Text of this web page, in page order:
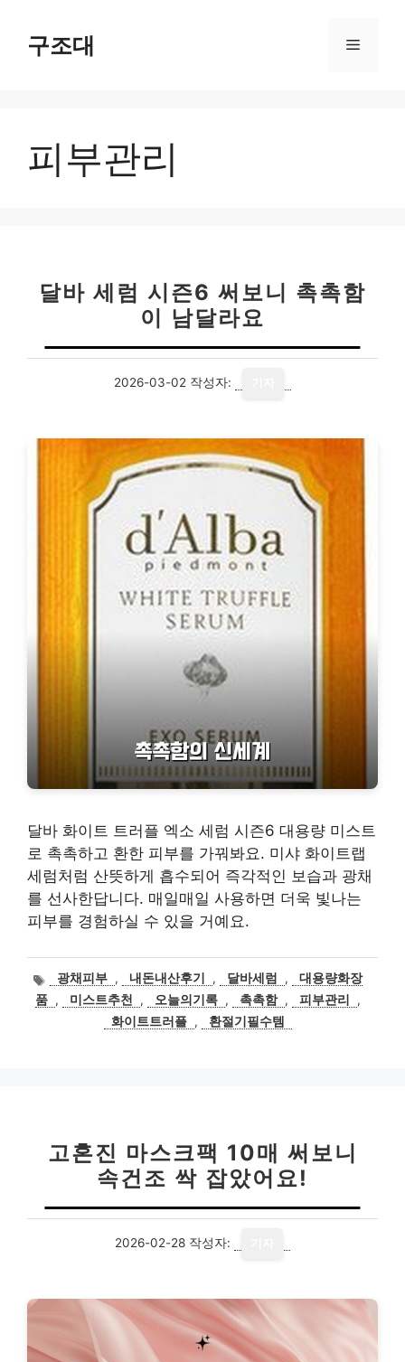
구조대 메
피부관리
달바 세럼 시즌6 써보니 촉촉함
이 남달라요
2026-03-02 작성자:
달바 화이트 트러플 엑소 세럼 시즌6 대용량 미스트
로 촉촉하고 환한 피부를 가꿔봐요. 미샤 화이트랩
세럼처럼 산뜻하게 흡수되어 즉각적인 보습과 광채
를 선사한답니다. 매일매일 사용하면 더욱 빛나는
피부를 경험하실 수 있을 거예요.
태광채피부 , 내돈내산후기 , 달바세럼 ,
대용량화장
품 , 미스트추천 , 오늘의기록 , 촉촉함 , 피부관리
,
화이트트러플 , 환절기필수템
고혼진 마스크팩 10매 써보니
속건조 싹 잡았어요!
2026-02-28 작성자: